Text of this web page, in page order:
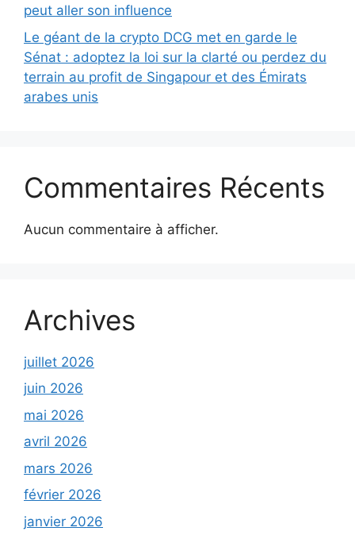
peut aller son influence
Le géant de la crypto DCG met en garde le
Sénat : adoptez la loi sur la clarté ou perdez du
terrain au profit de Singapour et des Émirats
arabes unis
Commentaires Récents
Aucun commentaire à afficher.
Archives
juillet 2026
juin 2026
mai 2026
avril 2026
mars 2026
février 2026
janvier 2026